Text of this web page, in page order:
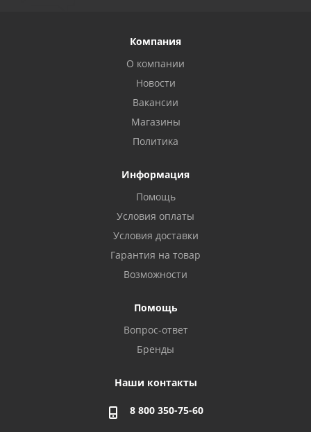
Компания
О компании
Новости
Вакансии
Магазины
Политика
Информация
Помощь
Условия оплаты
Условия доставки
Гарантия на товар
Возможности
Помощь
Вопрос-ответ
Бренды
Наши контакты
8 800 350-75-60